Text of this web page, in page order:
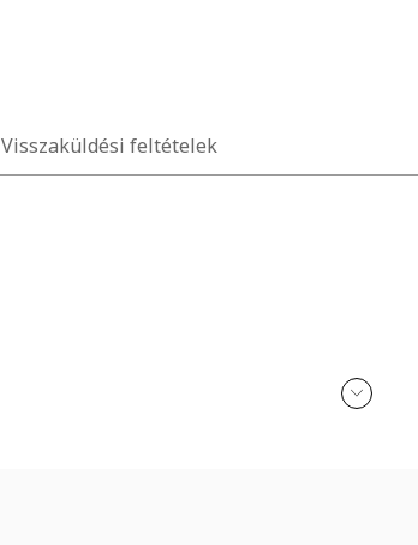
Visszaküldési feltételek